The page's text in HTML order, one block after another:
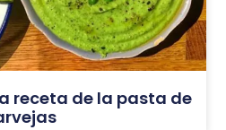
receta de la pasta de